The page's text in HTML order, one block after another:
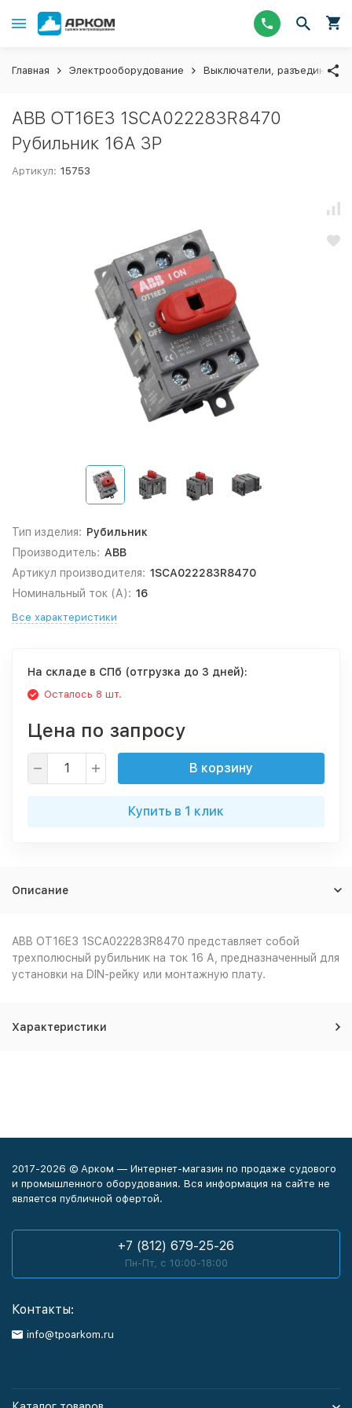
Главная Электрооборудование Выключатели,
ABB OT16E3 1SCA022283R8470
Рубильник 16A 3P
Артикул: 15753
Тип изделия: Рубильник
Производитель: ABB
Артикул производителя: 1SCA022283R8470
Номинальный ток (А): 16
Все характеристики
На складе в СПб (отгрузка до 3 дней):
Осталось 8 шт.
Цена по запросу
В корзину
Купить в 1 клик
Описание
ABB OT16E3 1SCA022283R8470 представляет собой
трехполюсный рубильник на ток 16 А, предназначенный для
установки на DIN-рейку или монтажную плату.
Характеристики
2017-2026 © Арком — Интернет-магазин по продаже судового
и промышленного оборудования. Вся информация на сайте не
является публичной офертой.
+7 (812) 679-25-26
Пн-Пт, с 10:00-18:00
Контакты:
info@tpoarkom.ru